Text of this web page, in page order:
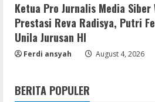
Ketua Pro Jurnalis Media Siber
Prestasi Reva Radisya, Putri
Unila Jurusan HI
Ferdi ansyah August 4, 2026
BERITA POPULER
5 August 6, 2026
1
Serialers
FL Studio